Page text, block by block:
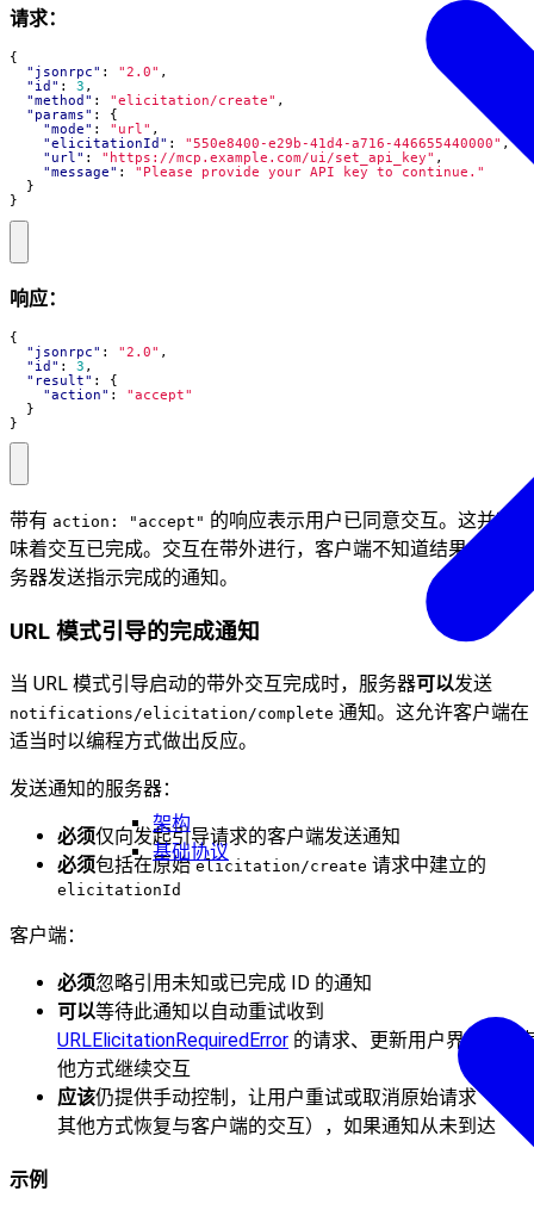
架构
基础协议
请求：
{
"jsonrpc" : "2.0" ,
"id" : 3 ,
"method" : "elicitation/create" ,
"params" :
{
"mode" : "url" ,
"elicitationId" : "550e8400-e29b-41d4-a716-446655440000" ,
"url" : "https://mcp.example.com/ui/set_api_key" ,
"message" :
"Please provide your API key to continue."
}
}
响应：
{
"jsonrpc" : "2.0" ,
"id" : 3 ,
"result" :
{
"action" :
"accept"
}
}
带有 action: "accept" 的响应表示用户已同意交互。这并不意
味着交互已完成。交互在带外进行，客户端不知道结果，除非
务器发送指示完成的通知。
URL 模式引导的完成通知
当 URL 模式引导启动的带外交互完成时，服务器可以发送
notifications/elicitation/complete 通知。这允许客户端在
适当时以编程方式做出反应。
发送通知的服务器：
必须仅向发起引导请求的客户端发送通知
必须包括在原始elicitation/create 请求中建立的
elicitationId
客户端：
必须忽略引用未知或已完成 ID 的通知
可以等待此通知以自动重试收到
URLElicitationRequiredError 的请求、更新用户界面或以
他方式继续交互
应该仍提供手动控制，让用户重试或取消原始请求（或以
其他方式恢复与客户端的交互），如果通知从未到达
示例